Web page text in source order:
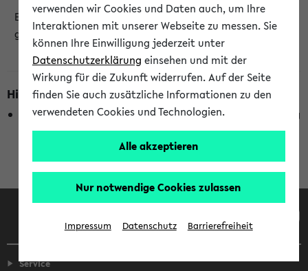
Es wurden keine jetzt stattfindenden Veranstaltungen
gefunden!
Hinweise zur Liste
Die Anzeige ist semesterübergreifend und nicht abhängig
vom im eKVV gewählten Semester.
Facebook Instagram LinkedIn TikTok
Service
verwenden wir Cookies und Daten auch, um Ihre
Interaktionen mit unserer Webseite zu messen. Sie
können Ihre Einwilligung jederzeit unter
Datenschutzerklärung einsehen und mit der
Wirkung für die Zukunft widerrufen. Auf der Seite
finden Sie auch zusätzliche Informationen zu den
verwendeten Cookies und Technologien.
Alle akzeptieren
Nur notwendige Cookies zulassen
Impressum Datenschutz Barrierefreiheit